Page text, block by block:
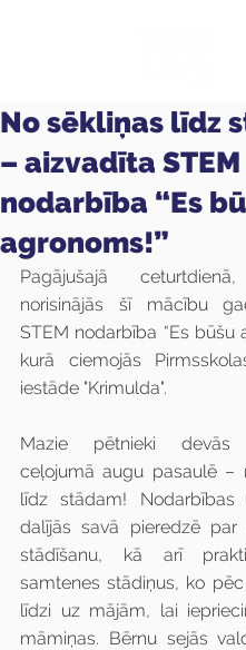
No sēkliņas līdz
– aizvadīta STEM
nodarbība “Es
agronoms!”
Pagājušajā
norisinājās šī mācību
STEM nodarbība “Es būšu
kurā ciemojās
iestāde "Krimulda".
Mazie pētnieki devās
ceļojumā augu pasaulē –
līdz stādam! Nodarbības
dalījās savā pieredzē par
stādīšanu, kā arī
samtenes stādiņus, ko
līdzi uz mājām, lai
māmiņas. Bērnu sejās